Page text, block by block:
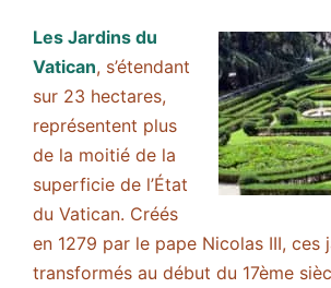
Les Jardins du
Vatican, s’étendant
sur 23 hectares,
représentent plus
de la moitié de la
superficie de l’État
du Vatican. Créés
en 1279 par le pape Nicolas III, ces
transformés au début du 17ème